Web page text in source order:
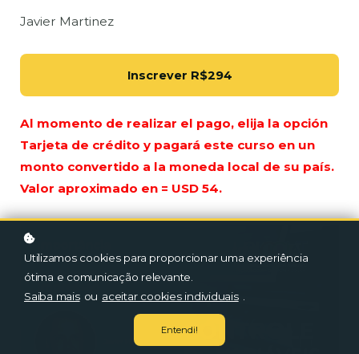
Javier Martinez
Inscrever R$294
Al momento de realizar el pago, elija la opción
Tarjeta de crédito y pagará este curso en un
monto convertido a la moneda local de su país.
Valor aproximado en = USD 54.
Utilizamos cookies para proporcionar uma experiência
ótima e comunicação relevante.
Saiba mais ou aceitar cookies individuais
Entendi!